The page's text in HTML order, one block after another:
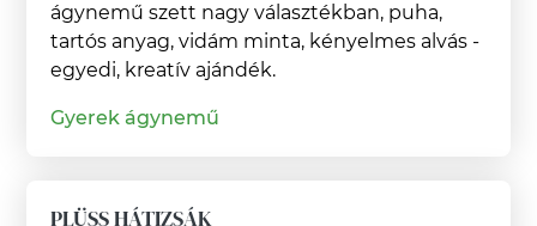
ágynemű szett nagy választékban, puha,
tartós anyag, vidám minta, kényelmes alvás -
egyedi, kreatív ajándék.
Gyerek ágynemű
PLÜSS HÁTIZSÁK